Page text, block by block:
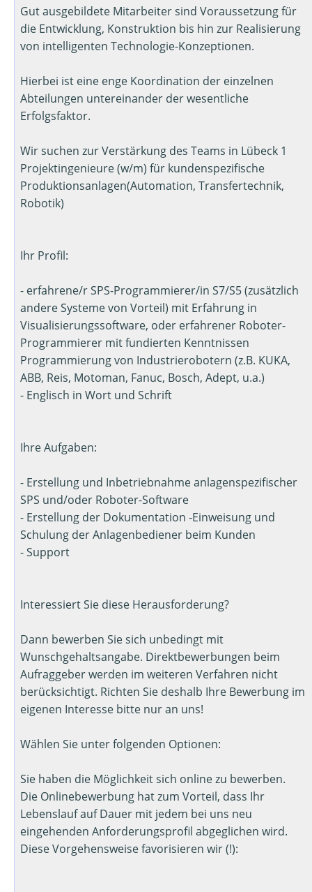
Gut ausgebildete Mitarbeiter sind Voraussetzung für
die Entwicklung, Konstruktion bis hin zur Realisierung
von intelligenten Technologie-Konzeptionen.
Hierbei ist eine enge Koordination der einzelnen
Abteilungen untereinander der wesentliche
Erfolgsfaktor.
Wir suchen zur Verstärkung des Teams in Lübeck 1
Projektingenieure (w/m) für kundenspezifische
Produktionsanlagen(Automation, Transfertechnik,
Robotik)
Ihr Profil:
- erfahrene/r SPS-Programmierer/in S7/S5 (zusätzlich
andere Systeme von Vorteil) mit Erfahrung in
Visualisierungssoftware, oder erfahrener Roboter-
Programmierer mit fundierten Kenntnissen
Programmierung von Industrierobotern (z.B. KUKA,
ABB, Reis, Motoman, Fanuc, Bosch, Adept, u.a.)
- Englisch in Wort und Schrift
Ihre Aufgaben:
- Erstellung und Inbetriebnahme anlagenspezifischer
SPS und/oder Roboter-Software
- Erstellung der Dokumentation -Einweisung und
Schulung der Anlagenbediener beim Kunden
- Support
Interessiert Sie diese Herausforderung?
Dann bewerben Sie sich unbedingt mit
Wunschgehaltsangabe. Direktbewerbungen beim
Aufraggeber werden im weiteren Verfahren nicht
berücksichtigt. Richten Sie deshalb Ihre Bewerbung im
eigenen Interesse bitte nur an uns!
Wählen Sie unter folgenden Optionen:
Sie haben die Möglichkeit sich online zu bewerben.
Die Onlinebewerbung hat zum Vorteil, dass Ihr
Lebenslauf auf Dauer mit jedem bei uns neu
eingehenden Anforderungsprofil abgeglichen wird.
Diese Vorgehensweise favorisieren wir (!):